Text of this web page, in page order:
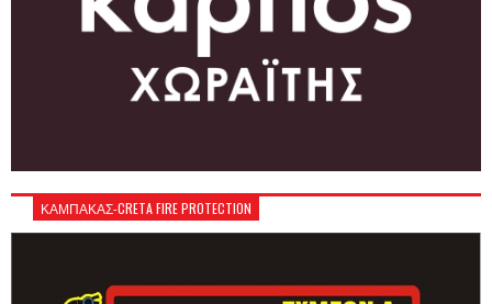
ΚΑΜΠΑΚΑΣ-CRETA FIRE PROTECTION